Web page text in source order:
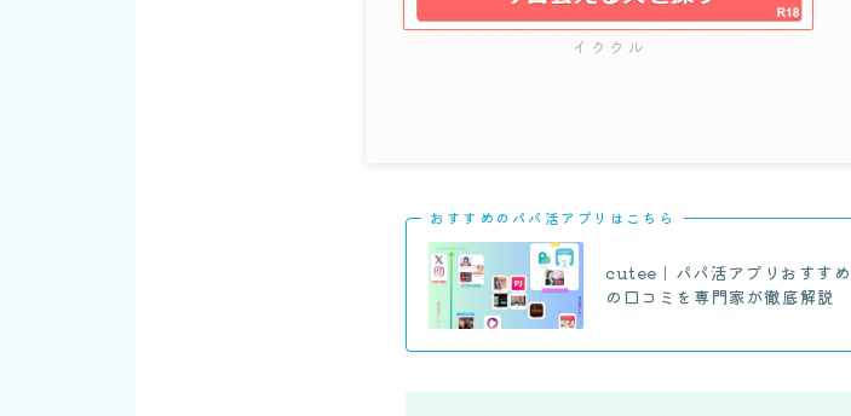
イククル
おすすめのパパ活アプリはこちら
cutee｜パパ活アプリおすす
の口コミを専門家が徹底解説